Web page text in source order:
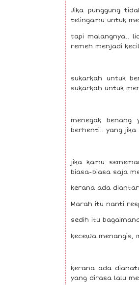
Jika punggung
telingamu untuk
tapi malangnya..
remeh menjadi
sukarkah untuk
sukarkah untuk
menegak
berhenti.. yang
jika kamu
biasa-biasa saja
kerana ada
Marah itu nanti
sedih itu
kecewa menangis,
kerana ada
yang dirasa lalu